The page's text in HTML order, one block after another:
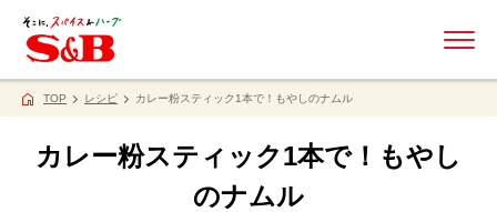
TOP レシピ カレー粉スティック1本で！もやしのナムル
カレー粉スティック1本で！もやし
のナムル